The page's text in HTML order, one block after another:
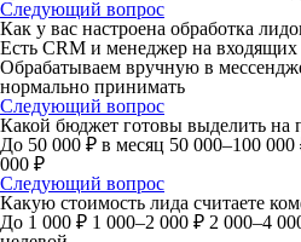
Следующий вопрос
Как у вас настроена обработка
Есть CRM и менеджер на входящих
Обрабатываем вручную в
нормально принимать
Следующий вопрос
Какой бюджет готовы выделить на
До 50 000 ₽ в месяц 50 000–100 000
000 ₽
Следующий вопрос
Какую стоимость лида считаете
До 1 000 ₽ 1 000–2 000 ₽ 2 000–4